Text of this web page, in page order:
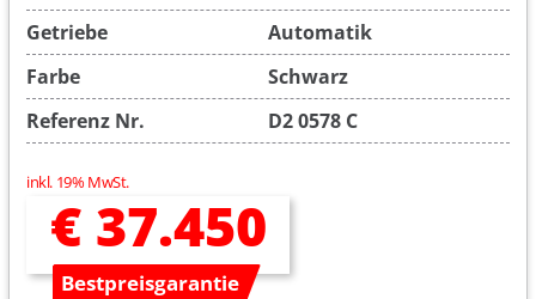
Getriebe
Automatik
Farbe
Schwarz
Referenz Nr.
D2 0578 C
inkl. 19% MwSt.
€ 37.450
Bestpreisgarantie